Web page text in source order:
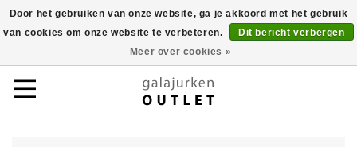
Door het gebruiken van onze website, ga je akkoord met het gebruik
van cookies om onze website te verbeteren.
Dit bericht verbergen
Meer over cookies »